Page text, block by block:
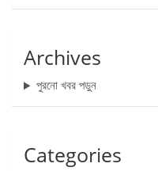
Archives
পুরনো খবর পড়ুন
Categories